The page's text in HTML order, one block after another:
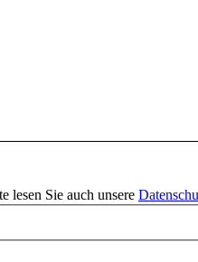
lesen Sie auch unsere